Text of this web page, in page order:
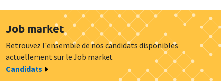
Job market
Retrouvez l'ensemble de nos candidats disponibles
actuellement sur le Job market
Candidats